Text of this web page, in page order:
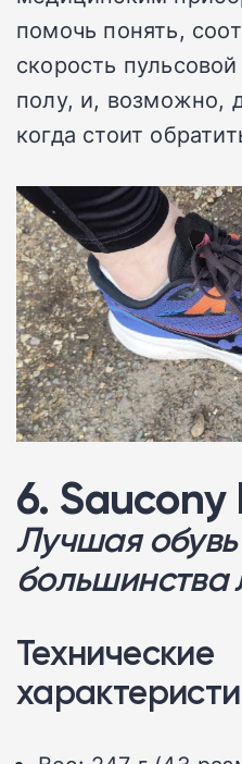
помочь понять,
скорость
полу, и, возможно,
когда стоит
6. Saucony
Лучшая
большинства
Технические